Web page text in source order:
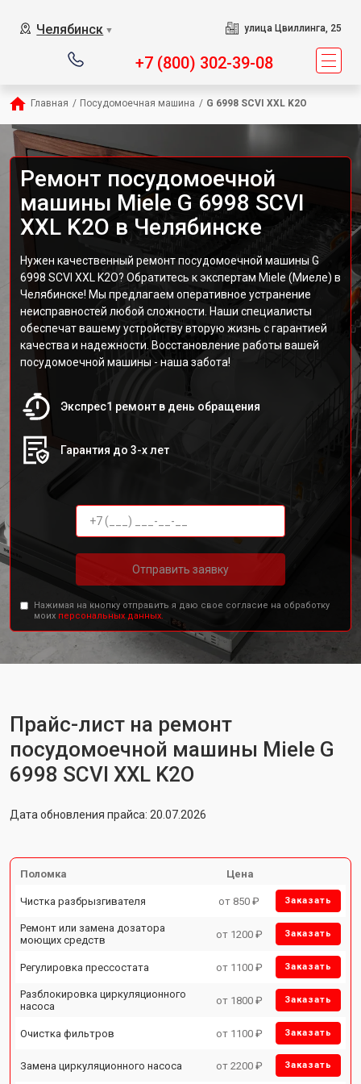
Челябинск ▼ улица Цвиллинга, 25
+7 (800) 302-39-08
Главная / Посудомоечная машина / G 6998 SCVI XXL K2O
Ремонт посудомоечной
машины Miele G 6998 SCVI
XXL K2O в Челябинске
Нужен качественный ремонт посудомоечной машины G
6998 SCVI XXL K2O? Обратитесь к экспертам Miele (Миеле) в
Челябинске! Мы предлагаем оперативное устранение
неисправностей любой сложности. Наши специалисты
обеспечат вашему устройству вторую жизнь с гарантией
качества и надежности. Восстановление работы вашей
посудомоечной машины - наша забота!
Экспрес1 ремонт в день обращения
Гарантия до 3-х лет
Отправить заявку
Нажимая на кнопку отправить я даю свое согласие на обработку
моих персональных данных.
Прайс-лист на ремонт
посудомоечной машины Miele G
6998 SCVI XXL K2O
Дата обновления прайса: 20.07.2026
Поломка Цена
Чистка разбрызгивателя от 850 ₽ Заказать
Ремонт или замена дозатора
моющих средств
от 1200 ₽ Заказать
Регулировка прессостата от 1100 ₽ Заказать
Разблокировка циркуляционного
насоса
от 1800 ₽ Заказать
Очистка фильтров от 1100 ₽ Заказать
Замена циркуляционного насоса от 2200 ₽ Заказать